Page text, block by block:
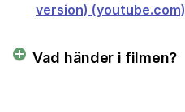
version) (youtube.com)
Vad händer i filmen?